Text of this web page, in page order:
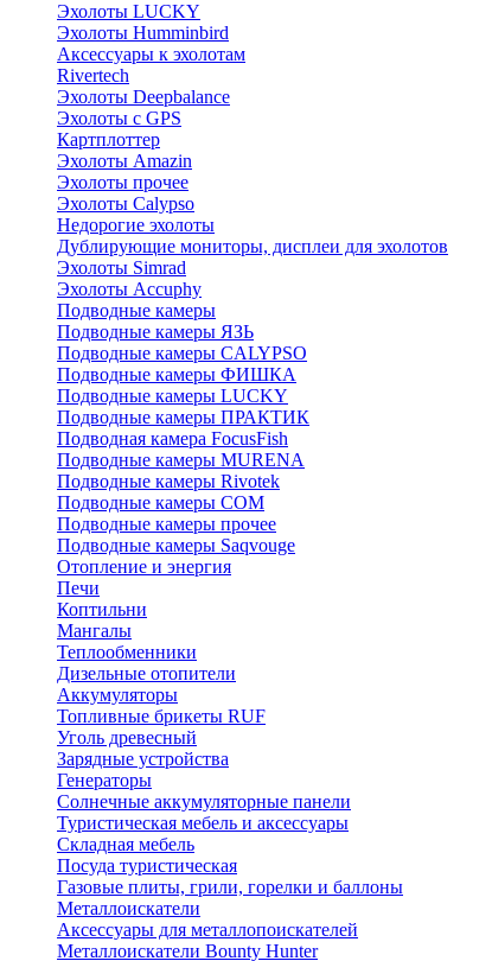
Эхолоты LUCKY
Эхолоты Humminbird
Аксессуары к эхолотам
Rivertech
Эхолоты Deepbalance
Эхолоты с GPS
Картплоттер
Эхолоты Amazin
Эхолоты прочее
Эхолоты Calypso
Недорогие эхолоты
Дублирующие мониторы, дисплеи для эхолотов
Эхолоты Simrad
Эхолоты Accuphy
Подводные камеры
Подводные камеры ЯЗЬ
Подводные камеры CALYPSO
Подводные камеры ФИШКА
Подводные камеры LUCKY
Подводные камеры ПРАКТИК
Подводная камера FocusFish
Подводные камеры MURENA
Подводные камеры Rivotek
Подводные камеры СОМ
Подводные камеры прочее
Подводные камеры Saqvouge
Отопление и энергия
Печи
Коптильни
Мангалы
Теплообменники
Дизельные отопители
Аккумуляторы
Топливные брикеты RUF
Уголь древесный
Зарядные устройства
Генераторы
Солнечные аккумуляторные панели
Туристическая мебель и аксессуары
Складная мебель
Посуда туристическая
Газовые плиты, грили, горелки и баллоны
Металлоискатели
Аксессуары для металлопоискателей
Металлоискатели Bounty Hunter